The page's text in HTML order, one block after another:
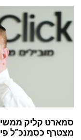
סמארט קליק
מצטרף כסמנכ”ל